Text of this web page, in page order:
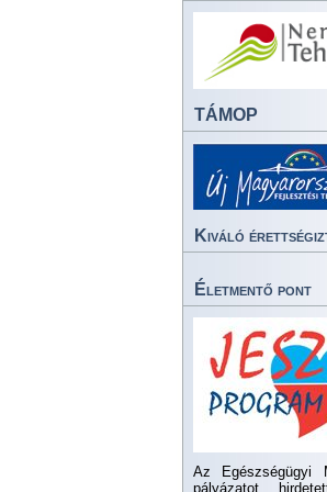
TÁMOP
Kiváló
Életmentő pont
Az Egészségügyi
pályázatot